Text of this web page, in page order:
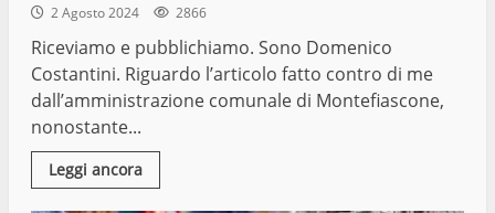
2 Agosto 2024 2866
Riceviamo e pubblichiamo. Sono Domenico
Costantini. Riguardo l’articolo fatto contro di me
dall’amministrazione comunale di Montefiascone,
nonostante...
Leggi ancora